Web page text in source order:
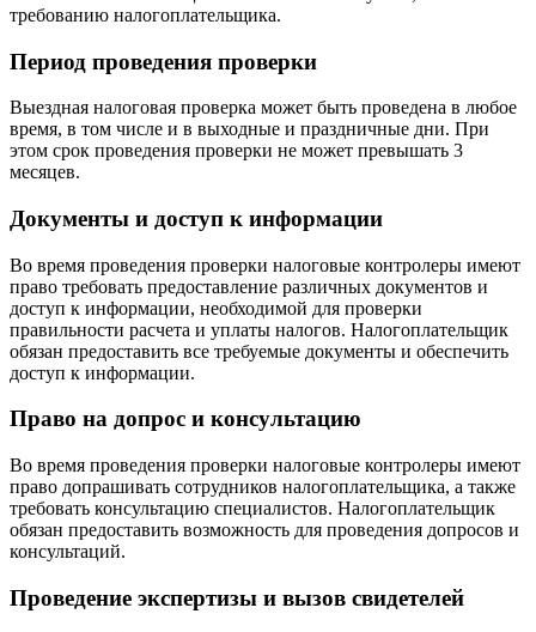
требованию налогоплательщика.
Период проведения проверки
Выездная налоговая проверка может быть проведена в любое
время, в том числе и в выходные и праздничные дни. При
этом срок проведения проверки не может превышать 3
месяцев.
Документы и доступ к информации
Во время проведения проверки налоговые контролеры имеют
право требовать предоставление различных документов и
доступ к информации, необходимой для проверки
правильности расчета и уплаты налогов. Налогоплательщик
обязан предоставить все требуемые документы и обеспечить
доступ к информации.
Право на допрос и консультацию
Во время проведения проверки налоговые контролеры имеют
право допрашивать сотрудников налогоплательщика, а также
требовать консультацию специалистов. Налогоплательщик
обязан предоставить возможность для проведения допросов и
консультаций.
Проведение экспертизы и вызов свидетелей